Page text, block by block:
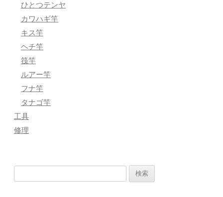
ひとつテンヤ
カワハギ竿
キス竿
ヘチ竿
筏竿
ルアー竿
フナ竿
タナゴ竿
工具
修理